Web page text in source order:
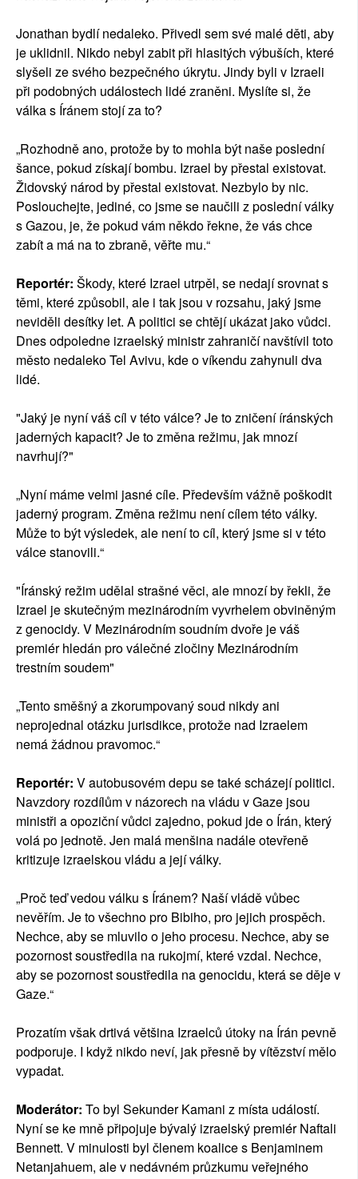
Jonathan bydlí nedaleko. Přivedl sem své malé děti, aby
je uklidnil. Nikdo nebyl zabit při hlasitých výbuších, které
slyšeli ze svého bezpečného úkrytu. Jindy byli v Izraeli
při podobných událostech lidé zraněni. Myslíte si, že
válka s Íránem stojí za to?
„Rozhodně ano, protože by to mohla být naše poslední
šance, pokud získají bombu. Izrael by přestal existovat.
Židovský národ by přestal existovat. Nezbylo by nic.
Poslouchejte, jediné, co jsme se naučili z poslední války
s Gazou, je, že pokud vám někdo řekne, že vás chce
zabít a má na to zbraně, věřte mu.“
Reportér: Škody, které Izrael utrpěl, se nedají srovnat s
těmi, které způsobil, ale i tak jsou v rozsahu, jaký jsme
neviděli desítky let. A politici se chtějí ukázat jako vůdci.
Dnes odpoledne izraelský ministr zahraničí navštívil toto
město nedaleko Tel Avivu, kde o víkendu zahynuli dva
lidé.
"Jaký je nyní váš cíl v této válce? Je to zničení íránských
jaderných kapacit? Je to změna režimu, jak mnozí
navrhují?"
„Nyní máme velmi jasné cíle. Především vážně poškodit
jaderný program. Změna režimu není cílem této války.
Může to být výsledek, ale není to cíl, který jsme si v této
válce stanovili.“
"Íránský režim udělal strašné věci, ale mnozí by řekli, že
Izrael je skutečným mezinárodním vyvrhelem obviněným
z genocidy. V Mezinárodním soudním dvoře je váš
premiér hledán pro válečné zločiny Mezinárodním
trestním soudem"
„Tento směšný a zkorumpovaný soud nikdy ani
neprojednal otázku jurisdikce, protože nad Izraelem
nemá žádnou pravomoc.“
Reportér: V autobusovém depu se také scházejí politici.
Navzdory rozdílům v názorech na vládu v Gaze jsou
ministři a opoziční vůdci zajedno, pokud jde o Írán, který
volá po jednotě. Jen malá menšina nadále otevřeně
kritizuje izraelskou vládu a její války.
„Proč teď vedou válku s Íránem? Naší vládě vůbec
nevěřím. Je to všechno pro Bibiho, pro jejich prospěch.
Nechce, aby se mluvilo o jeho procesu. Nechce, aby se
pozornost soustředila na rukojmí, které vzdal. Nechce,
aby se pozornost soustředila na genocidu, která se děje v
Gaze.“
Prozatím však drtivá většina Izraelců útoky na Írán pevně
podporuje. I když nikdo neví, jak přesně by vítězství mělo
vypadat.
Moderátor: To byl Sekunder Kamani z místa událostí.
Nyní se ke mně připojuje bývalý izraelský premiér Naftali
Bennett. V minulosti byl členem koalice s Benjaminem
Netanjahuem, ale v nedávném průzkumu veřejného